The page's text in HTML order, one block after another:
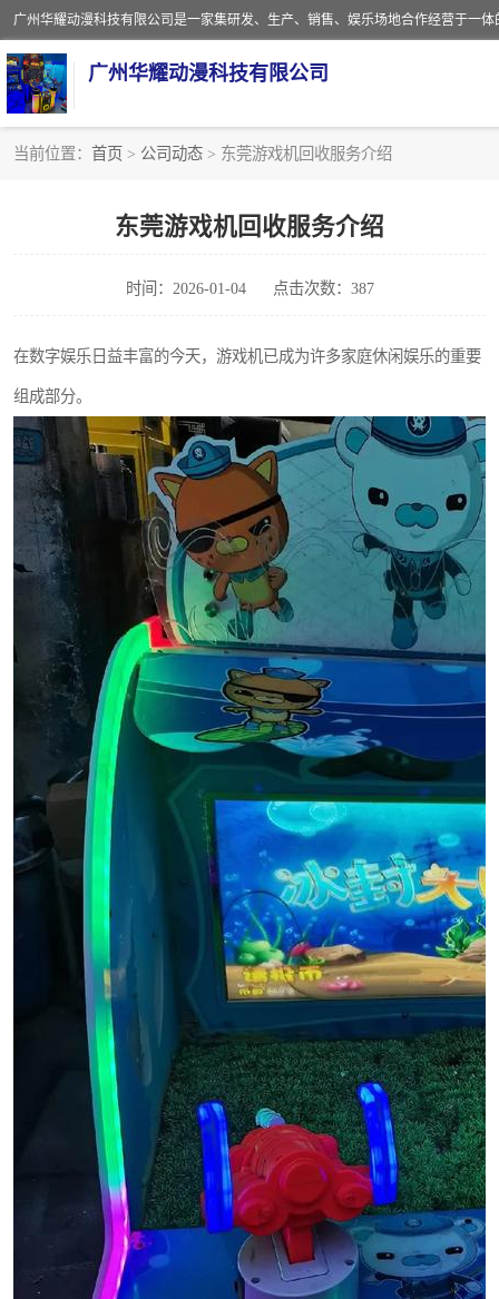
广州华耀动漫科技有限公司
当前位置： 首页 > 公司动态 > 东莞游戏机回收服务介绍
东莞游戏机回收服务介绍
时间：2026-01-04 点击次数：387
在数字娱乐日益丰富的今天，游戏机已成为许多家庭休闲娱乐的重要
组成部分。
游戏厅回收